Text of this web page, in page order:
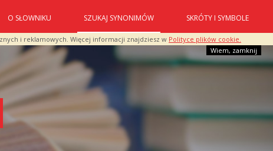
i reklamowych. Więcej informacji znajdziesz w Polityce plików cookie.
Wiem, zamknij
O SŁOWNIKU SZUKAJ SYNONIMÓW SKRÓTY I SYMBOLE